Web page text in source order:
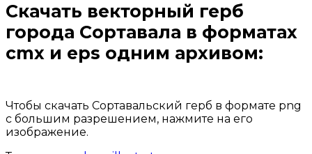
Скачать векторный герб
города Сортавала в форматах
cmx и eps одним архивом:
Чтобы скачать Сортавальский герб в формате png
с большим разрешением, нажмите на его
изображение.